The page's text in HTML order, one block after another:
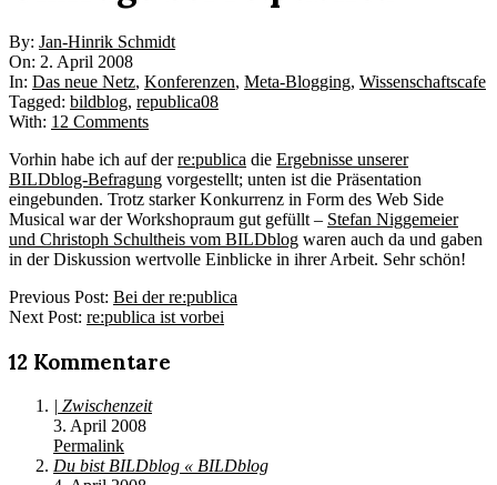
By: Jan-Hinrik Schmidt
On: 2. April 2008
In: Das neue Netz, Konferenzen, Meta-Blogging, Wissenschaftscafe
Tagged: bildblog, republica08
With: 12 Comments
Vorhin habe ich auf derre:publica die Ergebnisse unserer
BILDblog-Befragung vorgestellt; unten ist die Präsentation
eingebunden. Trotz starker Konkurrenz in Form des Web Side
Musical war der Workshopraum gut gefüllt – Stefan Niggemeier
und Christoph Schultheis vom BILDblog waren auch da und gaben
in der Diskussion wertvolle Einblicke in ihrer Arbeit. Sehr schön!
2008-
04-
Previous Post: Bei der re:publica
Next Post: re:publica ist vorbei
12 Kommentare
| Zwischenzeit
3. April 2008
Permalink
Du bist BILDblog « BILDblog